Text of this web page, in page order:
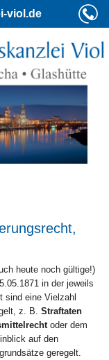
viol.de
heute noch gültige!)
in der jeweils
sind eine Vielzahl
z. B. Straftaten
oder dem
auf den
geregelt.